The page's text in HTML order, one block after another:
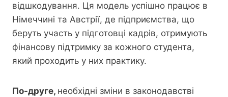
відшкодування. Ця модель успішно працює в
Німеччині та Австрії, де підприємства, що
беруть участь у підготовці кадрів, отримують
фінансову підтримку за кожного студента,
який проходить у них практику.
По-друге, необхідні зміни в законодавстві